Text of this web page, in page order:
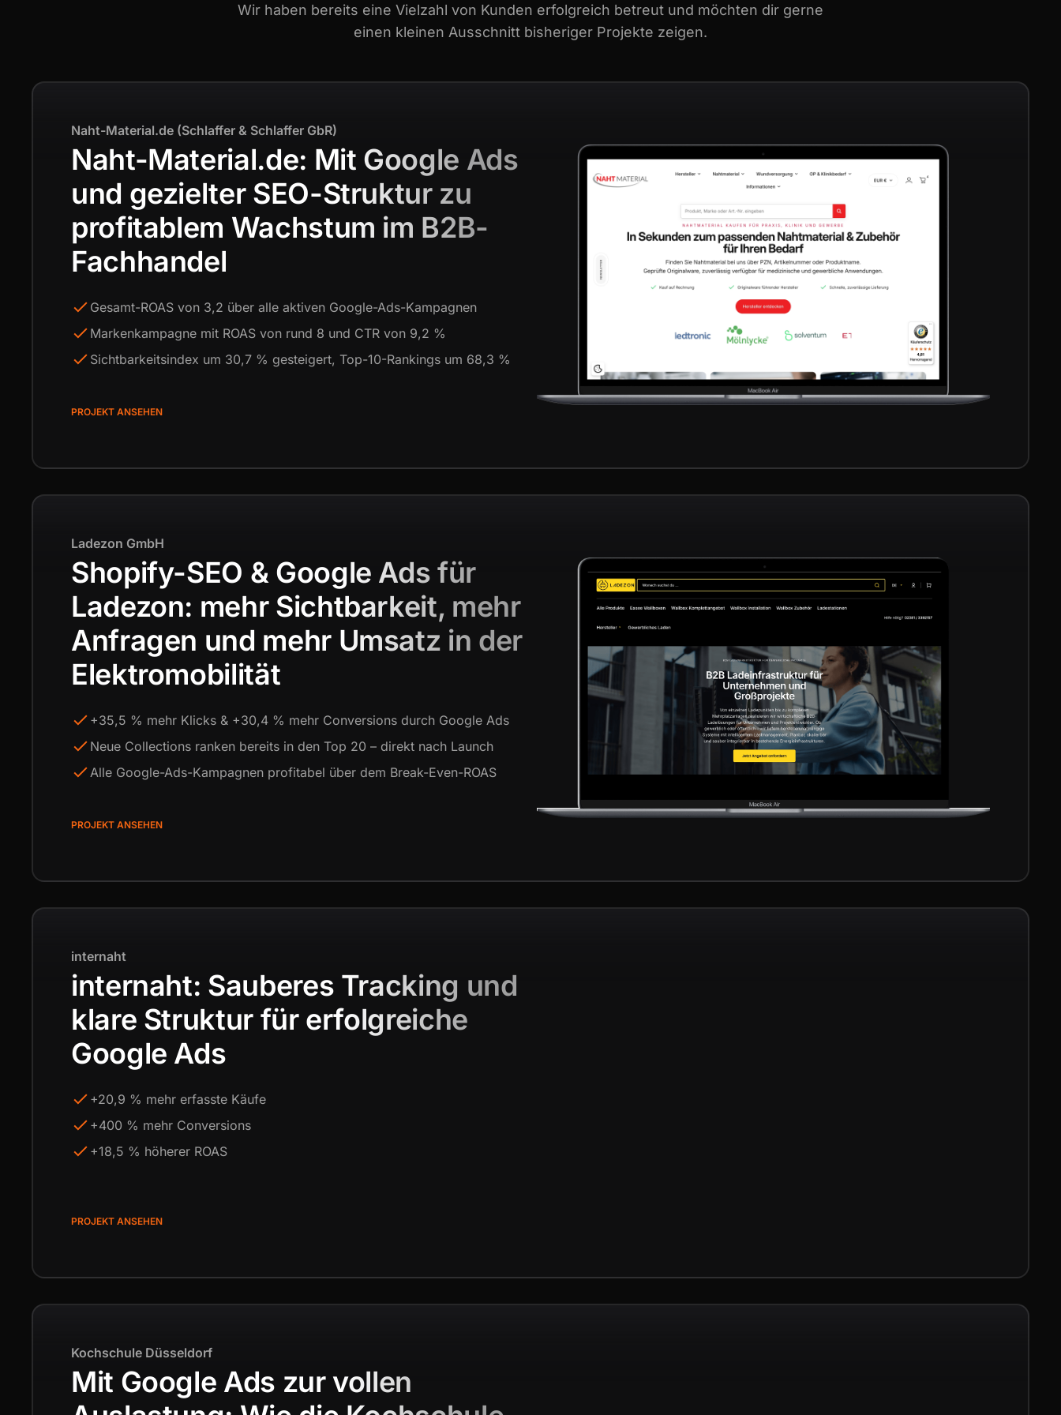
Wir haben bereits eine Vielzahl von Kunden erfolgreich betreut und möchten dir gerne
einen kleinen Ausschnitt bisheriger Projekte zeigen.
Naht-Material.de (Schlaffer & Schlaffer GbR)
Naht-Material.de: Mit Google Ads
und gezielter SEO-Struktur zu
profitablem Wachstum im B2B-
Fachhandel
Gesamt-ROAS von 3,2 über alle aktiven Google-Ads-Kampagnen
Markenkampagne mit ROAS von rund 8 und CTR von 9,2 %
Sichtbarkeitsindex um 30,7 % gesteigert, Top-10-Rankings um 68,3 %
PROJEKT ANSEHEN
Ladezon GmbH
Shopify-SEO & Google Ads für
Ladezon: mehr Sichtbarkeit, mehr
Anfragen und mehr Umsatz in der
Elektromobilität
+35,5 % mehr Klicks & +30,4 % mehr Conversions durch Google Ads
Neue Collections ranken bereits in den Top 20 – direkt nach Launch
Alle Google-Ads-Kampagnen profitabel über dem Break-Even-ROAS
PROJEKT ANSEHEN
internaht
internaht: Sauberes Tracking und
klare Struktur für erfolgreiche
Google Ads
+20,9 % mehr erfasste Käufe
+400 % mehr Conversions
+18,5 % höherer ROAS
PROJEKT ANSEHEN
Kochschule Düsseldorf
Mit Google Ads zur vollen